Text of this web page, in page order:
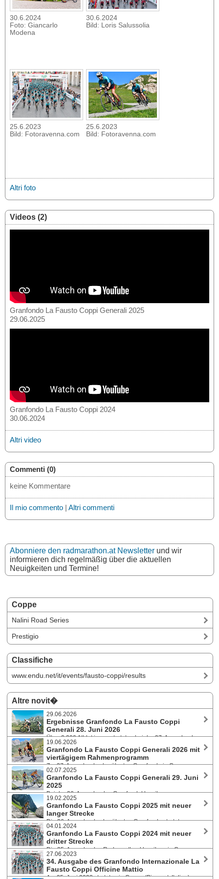
Coppe
Nalini Road Series
Prestigio
Classifiche
www.endu.net/it/events/fausto-coppi/results
Altre novit�
29.06.2026
Ergebnisse Granfondo La Fausto Coppi
Generali 28. Juni 2026
Über 2.200 Athlet:innen starteten bei der 37. Ausgabe des
Granfondoklassikers in Cuneo (Piemont, Italien) auf die drei Strecken.
Federico Borella and Annalisa Prato gewannen auf der Langstrecke
über 172 km / 4.300 hm.
19.06.2026
Granfondo La Fausto Coppi Generali 2026 mit
viertägigem Rahmenprogramm
Zur 37. Ausgabe des berühmten Granfondo in Cuneo
(Italien) bieten die Veranstalter heuer von 25. bis 28. Juni vier Tage
voller Sport, Kultur und kulinarischer Genüsse. Sportlich wird es bei den
Jugendrennen, einer neuen Gravel-Radtour und dem Radmarathon am
Sonntag.
02.07.2025
Granfondo La Fausto Coppi Generali 29. Juni
2025
Bei der 36. Ausgabe des Granfondoklassikers waren
insgesamt über 2.500 Registrierungen aus 42 verschiedenen Nationen
eingegangen. Über 2.300 Athlet:innen starteten in Cuneo (Piemont,
Italien) auf die drei Strecken.
19.02.2025
Granfondo La Fausto Coppi 2025 mit neuer
langer Strecke
Die 36. Ausgabe des berühmten Granfondo startet am
Sonntag, den 29. Juni 2025, in Cuneo (Piemont). Heuer wird die
Granfondostrecke noch spektakulärer, denn sie führt wieder über den
Anstieg auf den Colle di Sampeyre (2.284m).
04.01.2024
Granfondo La Fausto Coppi 2024 mit neuer
dritter Strecke
Die 35. Ausgabe des Radmarathonklassikers in Cuneo
(Piemont) am Sonntag, 30. Juni 2024, bietet neben den beiden
traditionellen Distanzen die Fauniera Classic als nicht-kompetitive
Strecke an. Bis 7. Jänner gilt noch die vergünstigte Startgebühr.
27.06.2023
34. Ausgabe des Granfondo Internazionale La
Fausto Coppi Officine Mattio
Am 25. Juni 2023 starteten in Cuneo (Piemont, Italien)
30.6.2024
Foto: Giancarlo
Modena
30.6.2024
Bild: Loris Salussolia
25.6.2023
Bild: Fotoravenna.com
25.6.2023
Bild: Fotoravenna.com
Altri foto
Videos (2)
Granfondo La Fausto Coppi Generali 2025
29.06.2025
Granfondo La Fausto Coppi 2024
30.06.2024
Altri video
Commenti (0)
keine Kommentare
Il mio commento | Altri commenti
Abonniere den radmarathon.at Newsletter und wir
informieren dich regelmäßig über die aktuellen
Neuigkeiten und Termine!